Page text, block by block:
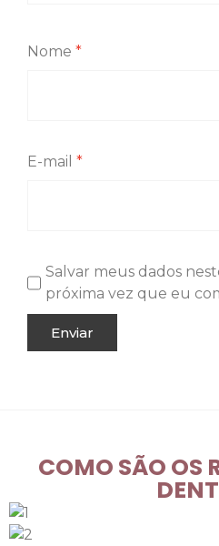
Nome *
E-mail *
Salvar meus dados
próxima vez que eu
COMO SÃO OS